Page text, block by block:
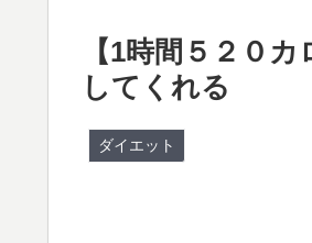
【1時間５２０
してくれる
ダイエット